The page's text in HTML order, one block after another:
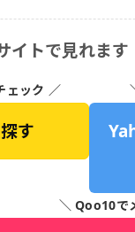
イトで見れます
ェック ／
す
＼ Qoo10で